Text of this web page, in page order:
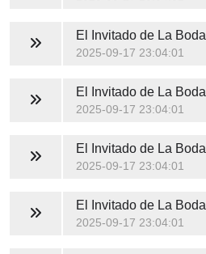
El Invitado de La Boda
2025-09-17 23:04:01
El Invitado de La Boda
2025-09-17 23:04:01
El Invitado de La Boda
2025-09-17 23:04:01
El Invitado de La Boda
2025-09-17 23:04:01